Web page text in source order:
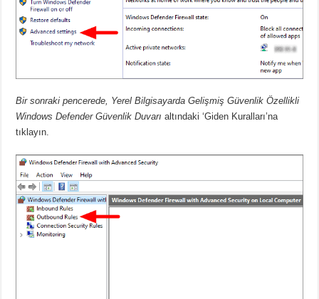
Bir sonraki pencerede, Yerel Bilgisayarda Gelişmiş Güvenlik Özellikli
Windows Defender Güvenlik Duvarı altındaki ‘Giden Kuralları’na
tıklayın.